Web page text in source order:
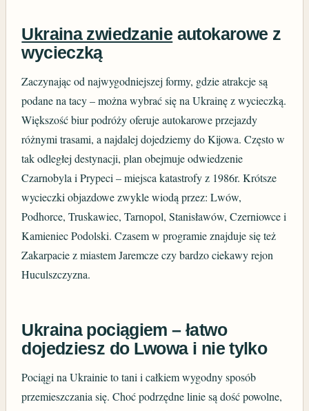
Ukraina zwiedzanie autokarowe z
wycieczką
Zaczynając od najwygodniejszej formy, gdzie atrakcje są
podane na tacy – można wybrać się na Ukrainę z wycieczką.
Większość biur podróży oferuje autokarowe przejazdy
różnymi trasami, a najdalej dojedziemy do Kijowa. Często w
tak odległej destynacji, plan obejmuje odwiedzenie
Czarnobyla i Prypeci – miejsca katastrofy z 1986r. Krótsze
wycieczki objazdowe zwykle wiodą przez: Lwów,
Podhorce, Truskawiec, Tarnopol, Stanisławów, Czerniowce i
Kamieniec Podolski. Czasem w programie znajduje się też
Zakarpacie z miastem Jaremcze czy bardzo ciekawy rejon
Huculszczyzna.
Ukraina pociągiem – łatwo
dojedziesz do Lwowa i nie tylko
Pociągi na Ukrainie to tani i całkiem wygodny sposób
przemieszczania się. Choć podrzędne linie są dość powolne,